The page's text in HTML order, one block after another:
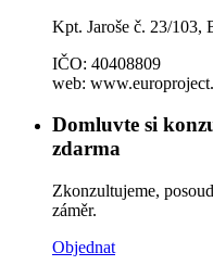
Kpt. Jaroše č. 23/103,
IČO: 40408809
web:
Domluvte si
zdarma
Zkonzultujeme,
záměr.
Objednat